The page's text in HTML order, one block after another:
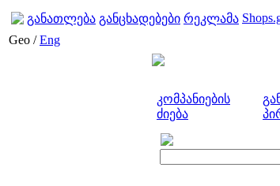
განათლება განცხადებები რეკლამა
Geo /Eng
კომპანიების
ძიება